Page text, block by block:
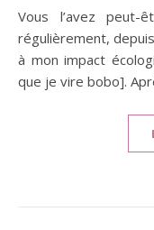
Vous l’avez peut-être remarqué si vous me suivez
régulièrement,
à mon impact
que je vire bobo].